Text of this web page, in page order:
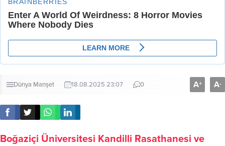
Dünya Manşet 18.08.2025 23:07 0 A+ A-
Boğaziçi Üniversitesi Kandilli Rasathanesi ve